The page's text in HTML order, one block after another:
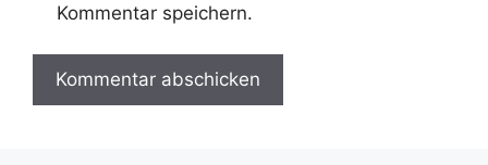
Kommentar speichern.